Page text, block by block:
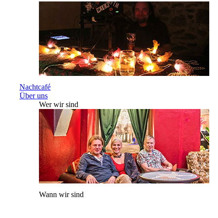
Nachtcafé
Über uns
Wer wir sind
Wann wir sind